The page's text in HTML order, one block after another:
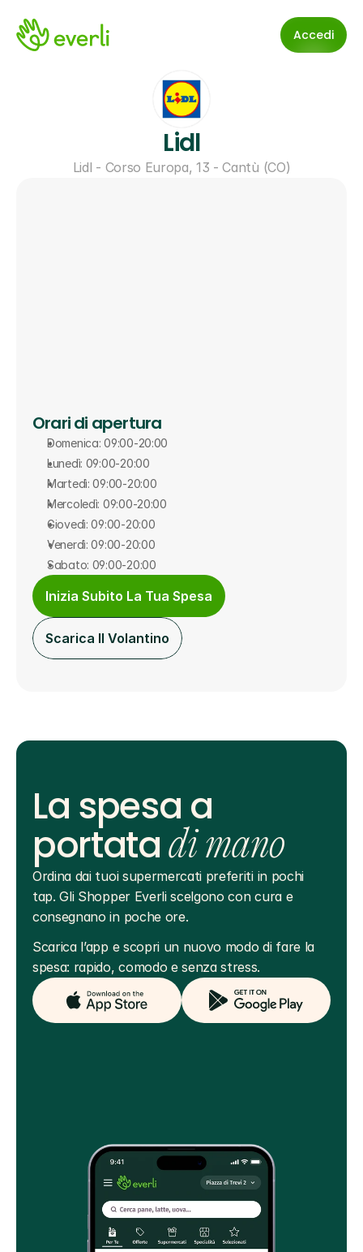
Accedi
Lidl
Lidl - Corso Europa, 13 - Cantù (CO)
Orari di apertura
Domenica: 09:00-20:00
Lunedì: 09:00-20:00
Martedì: 09:00-20:00
Mercoledì: 09:00-20:00
Giovedì: 09:00-20:00
Venerdì: 09:00-20:00
Sabato: 09:00-20:00
Inizia Subito La Tua Spesa
Scarica Il Volantino
La spesa a
portatadi mano
Ordina dai tuoi supermercati preferiti in pochi
tap. Gli Shopper Everli scelgono con cura e
consegnano in poche ore.
Scarica l’app e scopri un nuovo modo di fare la
spesa: rapido, comodo e senza stress.